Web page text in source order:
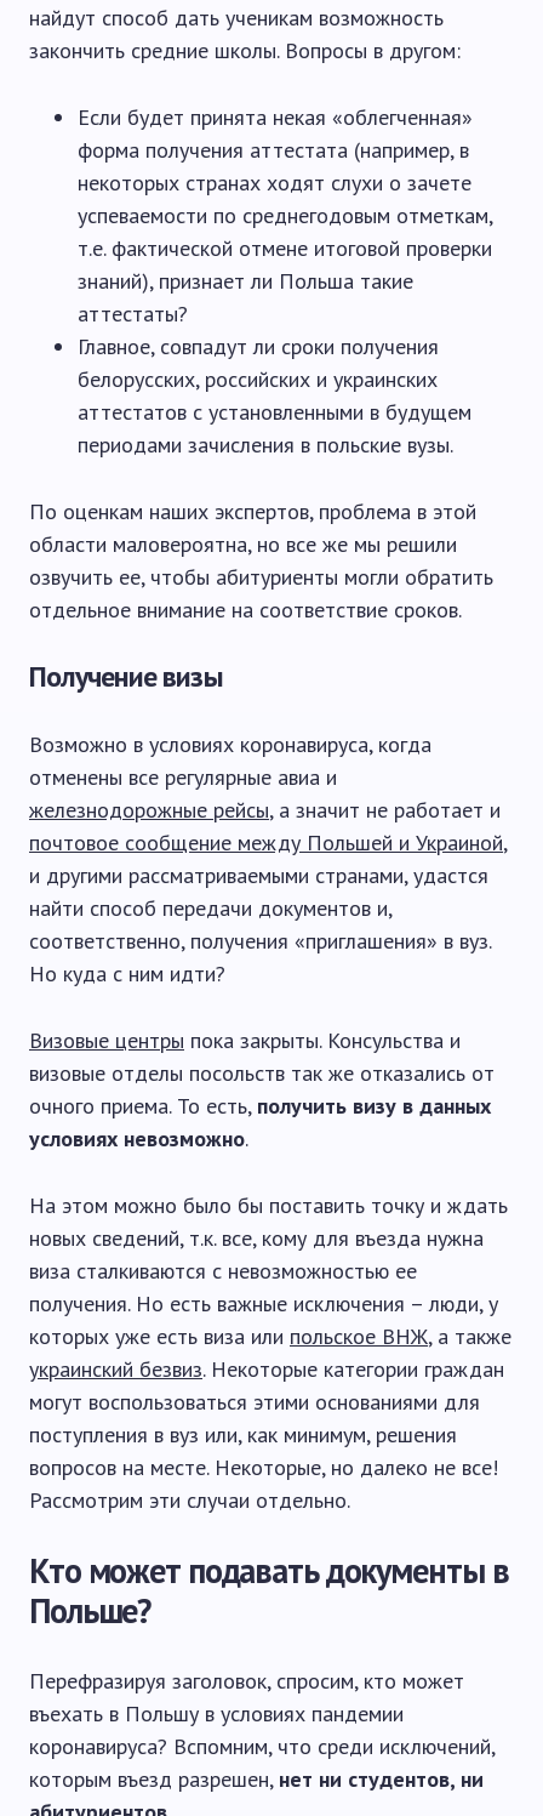
найдут способ дать ученикам возможность
закончить средние школы. Вопросы в другом:
Если будет принята некая «облегченная»
форма получения аттестата (например, в
некоторых странах ходят слухи о зачете
успеваемости по среднегодовым отметкам,
т.е. фактической отмене итоговой проверки
знаний), признает ли Польша такие
аттестаты?
Главное, совпадут ли сроки получения
белорусских, российских и украинских
аттестатов с установленными в будущем
периодами зачисления в польские вузы.
По оценкам наших экспертов, проблема в этой
области маловероятна, но все же мы решили
озвучить ее, чтобы абитуриенты могли обратить
отдельное внимание на соответствие сроков.
Получение визы
Возможно в условиях коронавируса, когда
отменены все регулярные авиа и
железнодорожные рейсы, а значит не работает и
почтовое сообщение между Польшей и Украиной,
и другими рассматриваемыми странами, удастся
найти способ передачи документов и,
соответственно, получения «приглашения» в вуз.
Но куда с ним идти?
Визовые центры пока закрыты. Консульства и
визовые отделы посольств так же отказались от
очного приема. То есть, получить визу в данных
условиях невозможно.
На этом можно было бы поставить точку и ждать
новых сведений, т.к. все, кому для въезда нужна
виза сталкиваются с невозможностью ее
получения. Но есть важные исключения – люди, у
которых уже есть виза или польское ВНЖ, а также
украинский безвиз. Некоторые категории граждан
могут воспользоваться этими основаниями для
поступления в вуз или, как минимум, решения
вопросов на месте. Некоторые, но далеко не все!
Рассмотрим эти случаи отдельно.
Кто может подавать документы в
Польше?
Перефразируя заголовок, спросим, кто может
въехать в Польшу в условиях пандемии
коронавируса? Вспомним, что среди исключений,
которым въезд разрешен, нет ни студентов, ни